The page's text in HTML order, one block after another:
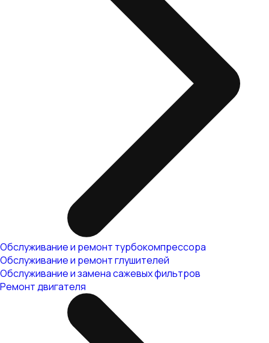
Обслуживание и ремонт турбокомпрессора
Обслуживание и ремонт глушителей
Обслуживание и замена сажевых фильтров
Ремонт двигателя